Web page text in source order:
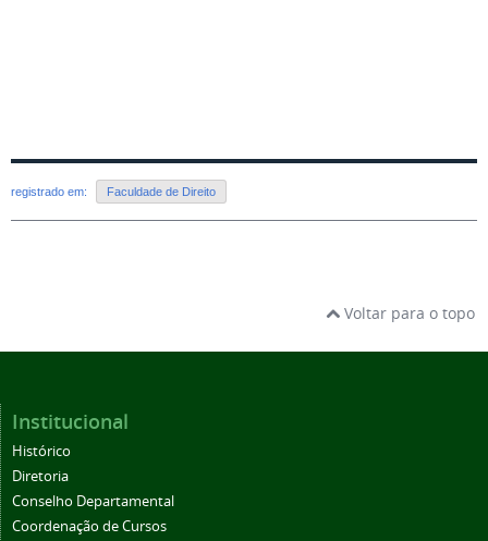
registrado em: Faculdade de Direito
Voltar para o topo
Institucional
Histórico
Diretoria
Conselho Departamental
Coordenação de Cursos